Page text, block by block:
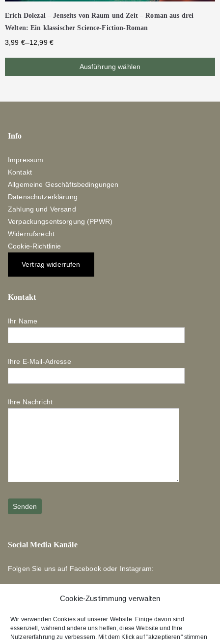
Cookie-Zustimmung verwalten
Wir verwenden Cookies auf unserer Website. Einige davon sind
essenziell, während andere uns helfen, diese Website und Ihre
Nutzererfahrung zu verbessern. Mit dem Klick auf "akzeptieren" stimmen
Erich Dolezal – Jenseits von Raum und Zeit – Roman aus drei
Welten: Ein klassischer Science-Fiction-Roman
3,99 €–12,99 €
Ausführung wählen
Info
Impressum
Kontakt
Allgemeine Geschäftsbedingungen
Datenschutzerklärung
Zahlung und Versand
Verpackungsentsorgung (PPWR)
Widerrufsrecht
Cookie-Richtlinie
Vertrag widerrufen
Kontakt
Ihr Name
Ihre E-Mail-Adresse
Ihre Nachricht
Social Media Kanäle
Folgen Sie uns auf Facebook oder Instagram:
Links zu unseren Partnerverlagen